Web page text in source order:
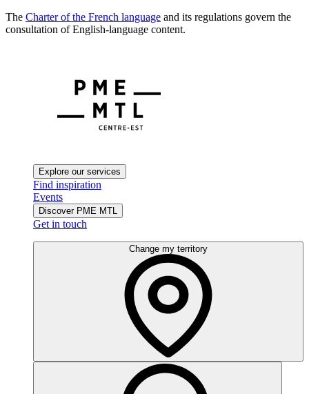
The Charter of the French language and its regulations govern the
consultation of English-language content.
Explore our services
Find inspiration
Events
Discover PME MTL
Get in touch
Change my territory